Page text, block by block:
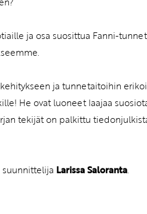
ja osa suosittua Fanni-
ja tunnetaitoihin
He ovat luoneet laajaa
tekijät on palkittu
suunnittelija Larissa Saloranta.